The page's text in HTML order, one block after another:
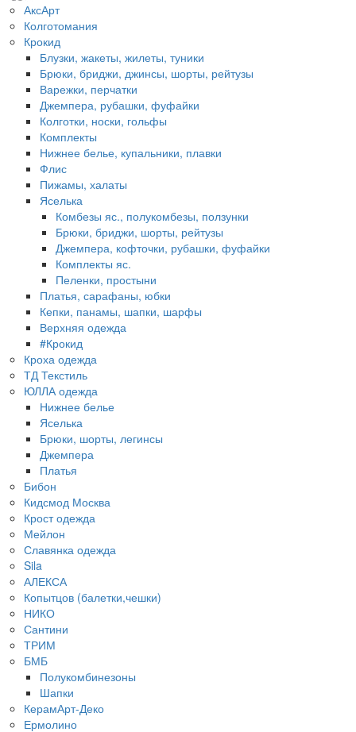
АксАрт
Колготомания
Крокид
Блузки, жакеты, жилеты, туники
Брюки, бриджи, джинсы, шорты, рейтузы
Варежки, перчатки
Джемпера, рубашки, фуфайки
Колготки, носки, гольфы
Комплекты
Нижнее белье, купальники, плавки
Флис
Пижамы, халаты
Яселька
Комбезы яс., полукомбезы, ползунки
Брюки, бриджи, шорты, рейтузы
Джемпера, кофточки, рубашки, фуфайки
Комплекты яс.
Пеленки, простыни
Платья, сарафаны, юбки
Кепки, панамы, шапки, шарфы
Верхняя одежда
#Крокид
Кроха одежда
ТД Текстиль
ЮЛЛА одежда
Нижнее белье
Яселька
Брюки, шорты, легинсы
Джемпера
Платья
Бибон
Кидсмод Москва
Крост одежда
Мейлон
Славянка одежда
Sila
АЛЕКСА
Копытцов (балетки,чешки)
НИКО
Сантини
ТРИМ
БМБ
Полукомбинезоны
Шапки
КерамАрт-Деко
Ермолино